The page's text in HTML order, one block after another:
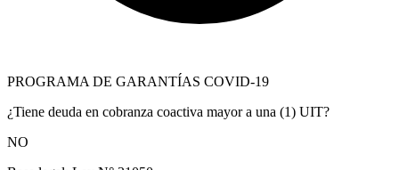
PROGRAMA DE GARANTÍAS COVID-19
¿Tiene deuda en cobranza coactiva mayor a una (1) UIT?
NO